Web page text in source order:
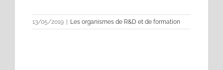
ENIT
13/05/2019 | Les organismes de R&D et de formation